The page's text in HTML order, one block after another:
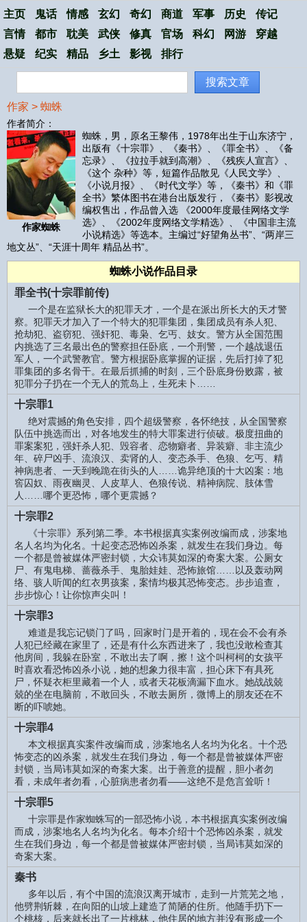
主页 鬼话 情感 玄幻 奇幻 商道 军事 历史
传记
言情
都市 耽美 武侠 修真 官场 科幻 网游
穿越
悬疑
纪实 精品 乡土 影视 排行
搜索文章
作家 > 蜘蛛
作者简介：
作家蜘蛛
蜘蛛，男，原名王黎伟，1978年出生于山东济宁，
出版有《十宗罪》、《秦书》、《罪全书》、《备
忘录》、《拉拉手就到高潮》、《残疾人宣言》、
《这个 杂种》等，短篇作品散见《人民文学》、
《小说月报》、《时代文学》等，《秦书》和《罪
全书》繁体图书在港台出版发行，《秦书》影视改
编权售出，作品曾入选 《2000年度最佳网络文学
选》、《2002年度网络文学精选》、《中国非主流
小说精选》等选本。主编过“好望角丛书”、“两岸三
地文丛”、“天涯十周年 精品丛书”。
蜘蛛小说作品目录
罪全书(十宗罪前传)
一个是在监狱长大的犯罪天才，一个是在派出所长大的天才警
察。犯罪天才加入了一个特大的犯罪集团，集团成员有杀人犯、
抢劫犯、盗窃犯、强奸犯、毒枭、乞丐、妓女。警方从全国范围
内挑选了三名最出色的警察担任卧底，一个刑警，一个越战退伍
军人，一个武警教官。警方根据卧底掌握的证据，先后打掉了犯
罪集团的多名骨干。在最后抓捕的时刻，三个卧底身份败露，被
犯罪分子扔在一个无人的荒岛上，生死未卜……
十宗罪1
绝对震撼的角色安排，四个超级警察，各怀绝技，从全国警察
队伍中挑选而出，对各地发生的特大罪案进行侦破。极度扭曲的
罪案案犯，强奸杀人犯、毁容者、恋物癖者、异装癖、非主流少
年、碎尸凶手、流浪汉、卖肾的人、变态杀手、色狼、乞丐、精
神病患者、一天到晚跪在街头的人……诡异绝顶的十大凶案：地
窖囚奴、雨夜幽灵、人皮草人、色狼传说、精神病院、肢体雪
人……哪个更恐怖，哪个更震撼？
十宗罪2
《十宗罪》系列第二季。本书根据真实案例改编而成，涉案地
名人名均为化名。十起变态恐怖凶杀案，就发生在我们身边。每
一个都是曾被媒体严密封锁，大众讳莫如深的奇案大案。公厕女
尸、有鬼电梯、蔷薇杀手、鬼胎娃娃、恐怖旅馆……以及轰动网
络、骇人听闻的红衣男孩案，案情均极其恐怖变态。步步追查，
步步惊心！让你惊声尖叫！
十宗罪3
难道是我忘记锁门了吗，回家时门是开着的，现在会不会有杀
人犯已经藏在家里了，还是有什么东西进来了，我也没敢检查其
他房间，我躲在卧室，不敢出去了啊，擦！这个叫柯柯的女孩平
时喜欢看恐怖凶杀小说，她的想象力很丰富，担心床下有具死
尸，怀疑衣柜里藏着一个人，或者天花板滴漏下血水。她战战兢
兢的坐在电脑前，不敢回头，不敢去厕所，微博上的朋友还在不
断的吓唬她。
十宗罪4
本文根据真实案件改编而成，涉案地名人名均为化名。十个恐
怖变态的凶杀案，就发生在我们身边，每一个都是曾被媒体严密
封锁，当局讳莫如深的奇案大案。出于善意的提醒，胆小者勿
看，未成年者勿看，心脏病患者勿看——这绝不是危言耸听！
十宗罪5
十宗罪是作家蜘蛛写的一部恐怖小说，本书根据真实案例改编
而成，涉案地名人名均为化名。每本介绍十个恐怖凶杀案，就发
生在我们身边，每一个都是曾被媒体严密封锁，当局讳莫如深的
奇案大案。
秦书
多年以后，有个中国的流浪汉离开城市，走到一片荒芜之地，
他劈荆斩棘，在向阳的山坡上建造了简陋的住所。他随手扔下一
个桃核，后来就长出了一片桃林，他住居的地方并没有形成一个